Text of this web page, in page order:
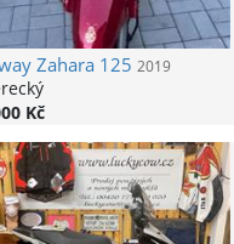
Zahara 125 2019
Kč